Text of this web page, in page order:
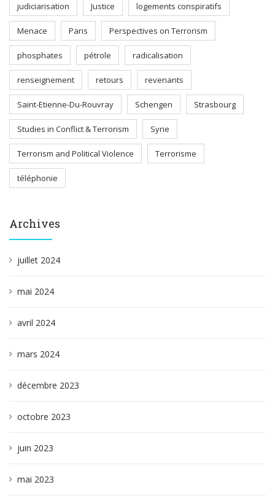
judiciarisation Justice logements conspiratifs
Menace Paris Perspectives on Terrorism
phosphates pétrole radicalisation
renseignement retours revenants
Saint-Etienne-Du-Rouvray Schengen Strasbourg
Studies in Conflict & Terrorism Syrie
Terrorism and Political Violence Terrorisme
téléphonie
Archives
juillet 2024
mai 2024
avril 2024
mars 2024
décembre 2023
octobre 2023
juin 2023
mai 2023